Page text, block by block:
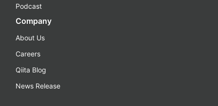
Podcast
Company
About Us
Careers
Qiita Blog
News Release